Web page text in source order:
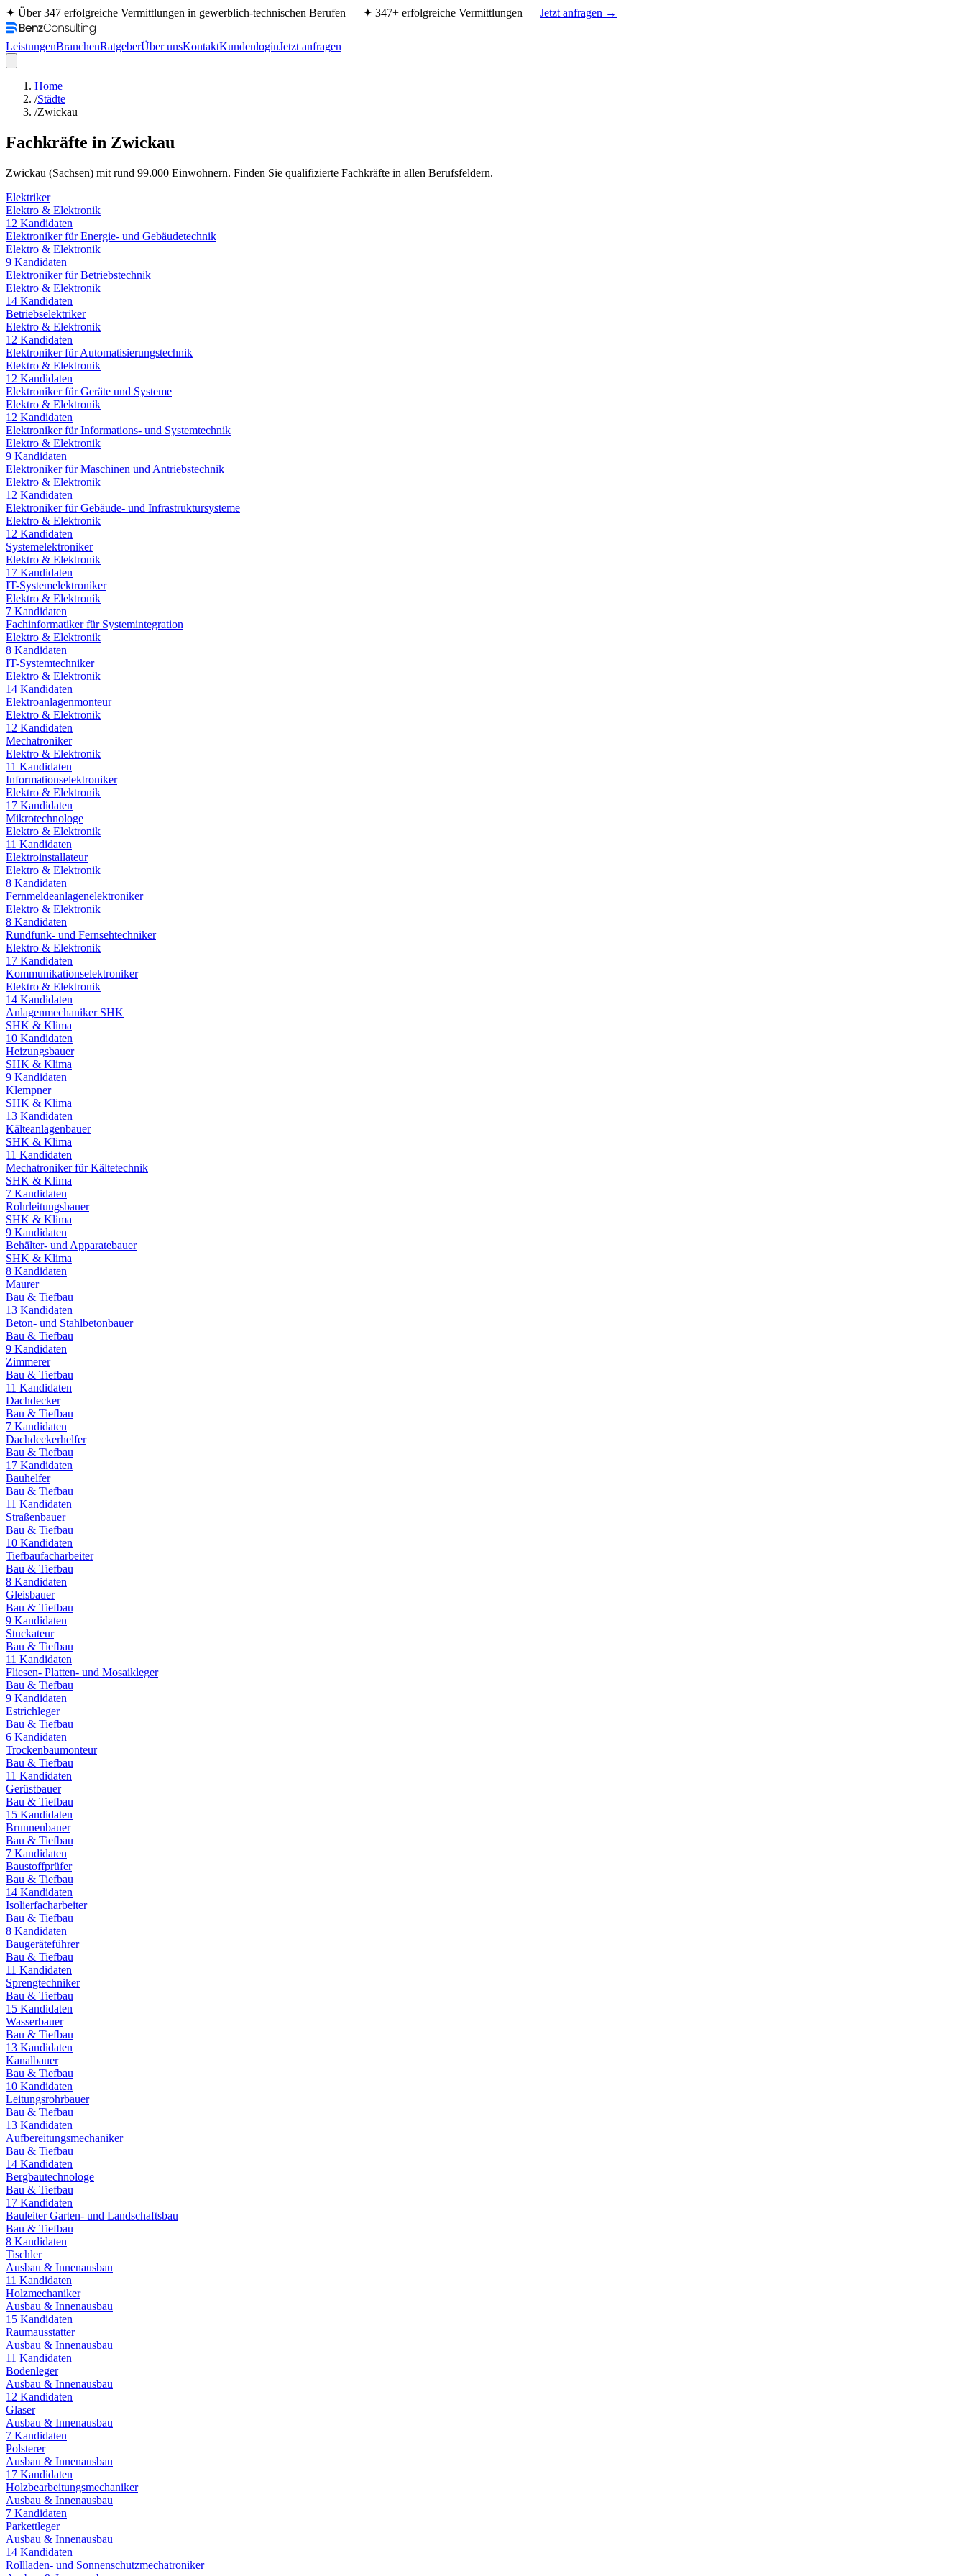
✦ Über 347 erfolgreiche Vermittlungen in gewerblich-technischen Berufen — ✦ 347+ erfolgreiche Vermittlungen — Jetzt anfragen →
LeistungenBranchenRatgeberÜber unsKontaktKundenloginJetzt anfragen
Home
/Städte
/Zwickau
Fachkräfte in Zwickau
Zwickau (Sachsen) mit rund 99.000 Einwohnern. Finden Sie qualifizierte Fachkräfte in allen Berufsfeldern.
Elektriker
Elektro & Elektronik
12 Kandidaten
Elektroniker für Energie- und Gebäudetechnik
Elektro & Elektronik
9 Kandidaten
Elektroniker für Betriebstechnik
Elektro & Elektronik
14 Kandidaten
Betriebselektriker
Elektro & Elektronik
12 Kandidaten
Elektroniker für Automatisierungstechnik
Elektro & Elektronik
12 Kandidaten
Elektroniker für Geräte und Systeme
Elektro & Elektronik
12 Kandidaten
Elektroniker für Informations- und Systemtechnik
Elektro & Elektronik
9 Kandidaten
Elektroniker für Maschinen und Antriebstechnik
Elektro & Elektronik
12 Kandidaten
Elektroniker für Gebäude- und Infrastruktursysteme
Elektro & Elektronik
12 Kandidaten
Systemelektroniker
Elektro & Elektronik
17 Kandidaten
IT-Systemelektroniker
Elektro & Elektronik
7 Kandidaten
Fachinformatiker für Systemintegration
Elektro & Elektronik
8 Kandidaten
IT-Systemtechniker
Elektro & Elektronik
14 Kandidaten
Elektroanlagenmonteur
Elektro & Elektronik
12 Kandidaten
Mechatroniker
Elektro & Elektronik
11 Kandidaten
Informationselektroniker
Elektro & Elektronik
17 Kandidaten
Mikrotechnologe
Elektro & Elektronik
11 Kandidaten
Elektroinstallateur
Elektro & Elektronik
8 Kandidaten
Fernmeldeanlagenelektroniker
Elektro & Elektronik
8 Kandidaten
Rundfunk- und Fernsehtechniker
Elektro & Elektronik
17 Kandidaten
Kommunikationselektroniker
Elektro & Elektronik
14 Kandidaten
Anlagenmechaniker SHK
SHK & Klima
10 Kandidaten
Heizungsbauer
SHK & Klima
9 Kandidaten
Klempner
SHK & Klima
13 Kandidaten
Kälteanlagenbauer
SHK & Klima
11 Kandidaten
Mechatroniker für Kältetechnik
SHK & Klima
7 Kandidaten
Rohrleitungsbauer
SHK & Klima
9 Kandidaten
Behälter- und Apparatebauer
SHK & Klima
8 Kandidaten
Maurer
Bau & Tiefbau
13 Kandidaten
Beton- und Stahlbetonbauer
Bau & Tiefbau
9 Kandidaten
Zimmerer
Bau & Tiefbau
11 Kandidaten
Dachdecker
Bau & Tiefbau
7 Kandidaten
Dachdeckerhelfer
Bau & Tiefbau
17 Kandidaten
Bauhelfer
Bau & Tiefbau
11 Kandidaten
Straßenbauer
Bau & Tiefbau
10 Kandidaten
Tiefbaufacharbeiter
Bau & Tiefbau
8 Kandidaten
Gleisbauer
Bau & Tiefbau
9 Kandidaten
Stuckateur
Bau & Tiefbau
11 Kandidaten
Fliesen- Platten- und Mosaikleger
Bau & Tiefbau
9 Kandidaten
Estrichleger
Bau & Tiefbau
6 Kandidaten
Trockenbaumonteur
Bau & Tiefbau
11 Kandidaten
Gerüstbauer
Bau & Tiefbau
15 Kandidaten
Brunnenbauer
Bau & Tiefbau
7 Kandidaten
Baustoffprüfer
Bau & Tiefbau
14 Kandidaten
Isolierfacharbeiter
Bau & Tiefbau
8 Kandidaten
Baugeräteführer
Bau & Tiefbau
11 Kandidaten
Sprengtechniker
Bau & Tiefbau
15 Kandidaten
Wasserbauer
Bau & Tiefbau
13 Kandidaten
Kanalbauer
Bau & Tiefbau
10 Kandidaten
Leitungsrohrbauer
Bau & Tiefbau
13 Kandidaten
Aufbereitungsmechaniker
Bau & Tiefbau
14 Kandidaten
Bergbautechnologe
Bau & Tiefbau
17 Kandidaten
Bauleiter Garten- und Landschaftsbau
Bau & Tiefbau
8 Kandidaten
Tischler
Ausbau & Innenausbau
11 Kandidaten
Holzmechaniker
Ausbau & Innenausbau
15 Kandidaten
Raumausstatter
Ausbau & Innenausbau
11 Kandidaten
Bodenleger
Ausbau & Innenausbau
12 Kandidaten
Glaser
Ausbau & Innenausbau
7 Kandidaten
Polsterer
Ausbau & Innenausbau
17 Kandidaten
Holzbearbeitungsmechaniker
Ausbau & Innenausbau
7 Kandidaten
Parkettleger
Ausbau & Innenausbau
14 Kandidaten
Rollladen- und Sonnenschutzmechatroniker